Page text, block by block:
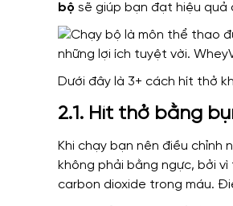
bộ sẽ giúp bạn đạt hiệu quả
Dưới đây là 3+ cách hít thở
2.1. Hít thở bằng
Khi chạy bạn nên điều chỉnh
không phải bằng ngực, bởi
carbon dioxide trong máu.